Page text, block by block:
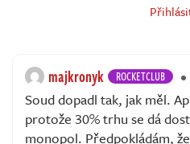
majkronyk ROCKETCLUB
Soud dopadl tak, jak měl.
protože 30% trhu se dá
monopol. Předpokládám,